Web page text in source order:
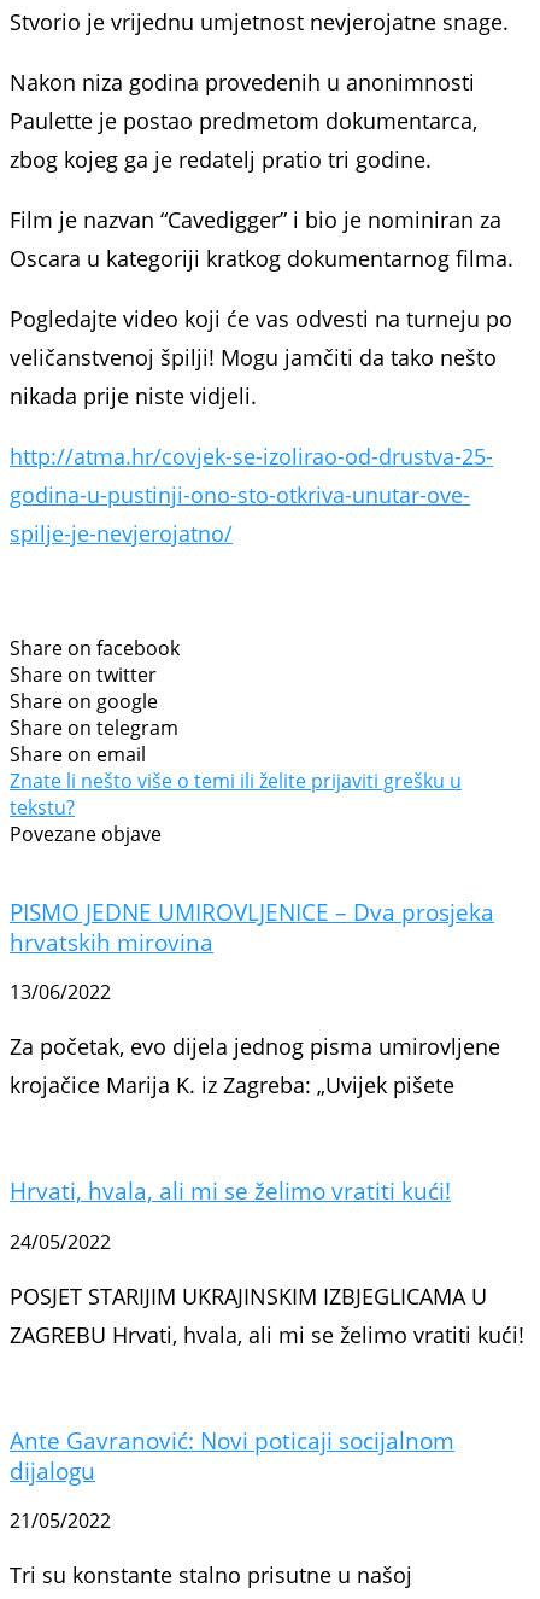
Stvorio je vrijednu umjetnost nevjerojatne snage.
Nakon niza godina provedenih u anonimnosti
Paulette je postao predmetom dokumentarca,
zbog kojeg ga je redatelj pratio tri godine.
Film je nazvan “Cavedigger” i bio je nominiran za
Oscara u kategoriji kratkog dokumentarnog filma.
Pogledajte video koji će vas odvesti na turneju po
veličanstvenoj špilji! Mogu jamčiti da tako nešto
nikada prije niste vidjeli.
http://atma.hr/covjek-se-izolirao-od-drustva-25-
godina-u-pustinji-ono-sto-otkriva-unutar-ove-
spilje-je-nevjerojatno/
Share on facebook
Share on twitter
Share on google
Share on telegram
Share on email
Znate li nešto više o temi ili želite prijaviti grešku u
tekstu?
Povezane objave
PISMO JEDNE UMIROVLJENICE – Dva prosjeka
hrvatskih mirovina
13/06/2022
Za početak, evo dijela jednog pisma umirovljene
krojačice Marija K. iz Zagreba: „Uvijek pišete
Hrvati, hvala, ali mi se želimo vratiti kući!
24/05/2022
POSJET STARIJIM UKRAJINSKIM IZBJEGLICAMA U
ZAGREBU Hrvati, hvala, ali mi se želimo vratiti kući!
Ante Gavranović: Novi poticaji socijalnom
dijalogu
21/05/2022
Tri su konstante stalno prisutne u našoj